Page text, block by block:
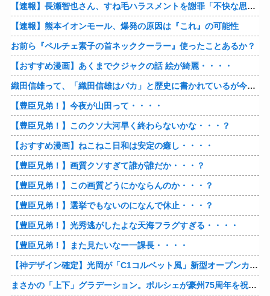
【速報】長瀬智也さん、すね毛ハラスメントを謝罪「不快な思いをさせて申し訳ありませんでした」
【速報】熊本イオンモール、爆発の原因は『これ』の可能性
お前ら『ペルチェ素子の首ネッククーラー』使ったことあるか？
【おすすめ漫画】あくまでクジャクの話 絵が綺麗・・・・
織田信雄って、「織田信雄はバカ」と歴史に書かれているが今まで家が残っているんでバカではないよな？
【豊臣兄弟！】今夜が山田って・・・・
【豊臣兄弟！】このクソ大河早く終わらないかな・・・？
【おすすめ漫画】ねこねこ日和は安定の癒し・・・・
【豊臣兄弟！】画質クソすぎて誰が誰だか・・・？
【豊臣兄弟！】この画質どうにかならんのか・・・？
【豊臣兄弟！】選挙でもないのになんで休止・・・？
【豊臣兄弟！】光秀逃がしたよな天海フラグすぎる・・・・
【豊臣兄弟！】また見たいなー一課長・・・・
【神デザイン確定】光岡が「C1コルベット風」新型オープンカーの最新ティーザー画像を公開、マツダ・ロードスターの信頼性にレトロな外観がドッキング
まさかの「上下」グラデーション。ポルシェが豪州75周年を祝う特別モデル「911 Turbo S Land Down Under」を発表、1951年の「見果てぬ夢」が内外装に再現